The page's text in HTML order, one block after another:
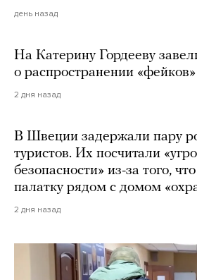
день назад
На Катерину Гордееву
о распространении
2 дня назад
В Швеции задержали пару
туристов. Их посчитали
безопасности» из-за того,
палатку рядом с домом
2 дня назад